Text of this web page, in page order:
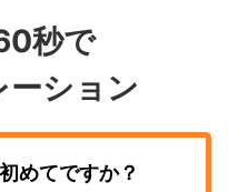
秒で
ーション
めてですか？